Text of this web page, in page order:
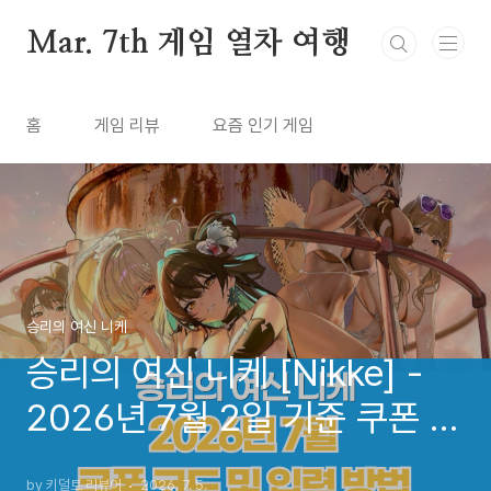
Mar. 7th 게임 열차 여행
홈 게임 리뷰 요즘 인기 게임
승리의 여신 니케
승리의 여신 니케 [Nikke] -
2026년 7월 2일 기준 쿠폰 코
드 및 입력 방법
by 키덜트 리뷰어 2026. 7. 5.